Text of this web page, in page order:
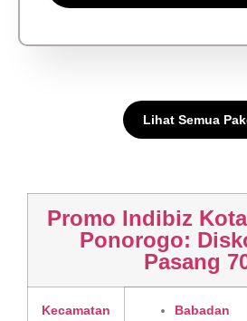
Lihat Semua
Promo Indibiz
Ponorogo:
Pasang
Kecamatan
Babadan